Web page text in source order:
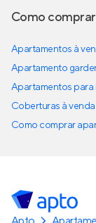
Como
Apartamentos à
Apartamento
Apartamentos para
Coberturas à
Como comprar